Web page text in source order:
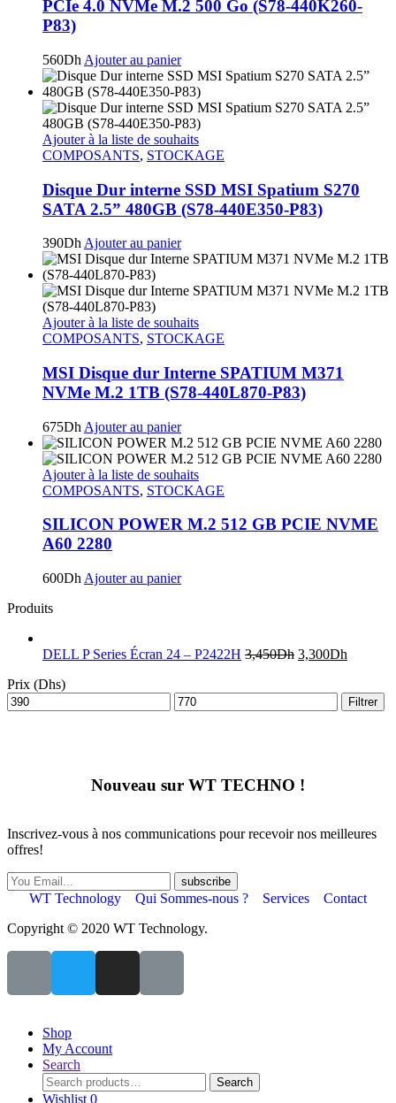
PCIe 4.0 NVMe M.2 500 Go (S78-440K260-
P83)
560Dh Ajouter au panier
Ajouter à la liste de souhaits
COMPOSANTS, STOCKAGE
Disque Dur interne SSD MSI Spatium S270
SATA 2.5” 480GB (S78-440E350-P83)
390Dh Ajouter au panier
Ajouter à la liste de souhaits
COMPOSANTS, STOCKAGE
MSI Disque dur Interne SPATIUM M371
NVMe M.2 1TB (S78-440L870-P83)
675Dh Ajouter au panier
Ajouter à la liste de souhaits
COMPOSANTS, STOCKAGE
SILICON POWER M.2 512 GB PCIE NVME
A60 2280
600Dh Ajouter au panier
Produits
DELL P Series Écran 24 – P2422H 3,450Dh 3,300Dh
Prix (Dhs)
Filtrer
Nouveau sur WT TECHNO !
Inscrivez-vous à nos communications pour recevoir nos meilleures
offres!
subscribe
WT Technology Qui Sommes-nous ? Services
Contact
Copyright © 2020 WT Technology.
Shop
My Account
Search
Search
Wishlist 0